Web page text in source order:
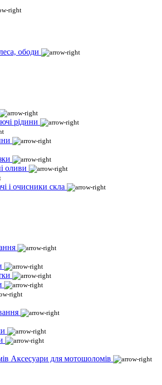
ободи
рідини
оливи
і очисники скла
Аксесуари для мотошоломів